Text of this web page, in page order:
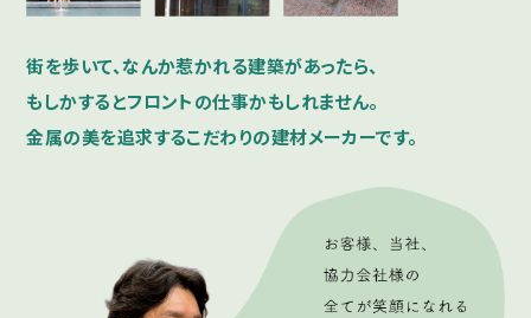
街を歩いて、なんか惹かれる建築があったら、
もしかするとフロントの仕事かもしれません。
金属の美を追求するこだわりの建材メーカーです。